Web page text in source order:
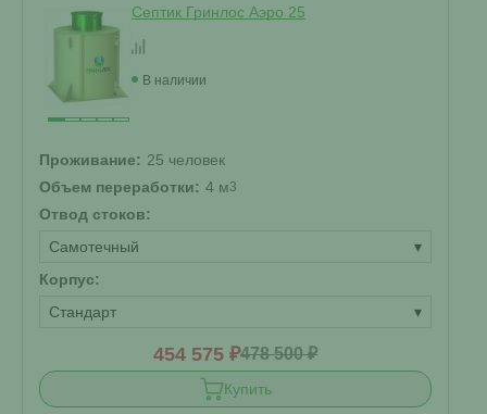
Септик Гринлос Аэро 25
В наличии
Проживание: 25 человек
Объем переработки: 4 м3
Отвод стоков:
Самотечный
▾
Корпус:
Стандарт
▾
454 575 ₽478 500 ₽
Купить